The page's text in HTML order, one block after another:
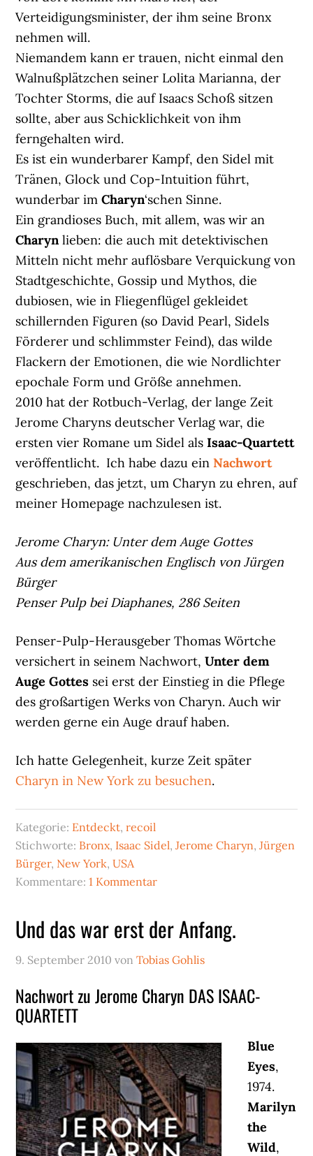
Verteidigungsminister, der ihm seine Bronx
nehmen will.
Niemandem kann er trauen, nicht einmal den
Walnußplätzchen seiner Lolita Marianna, der
Tochter Storms, die auf Isaacs Schoß sitzen
sollte, aber aus Schicklichkeit von ihm
ferngehalten wird.
Es ist ein wunderbarer Kampf, den Sidel mit
Tränen, Glock und Cop-Intuition führt,
wunderbar imCharyn‘schen Sinne.
Ein grandioses Buch, mit allem, was wir an
Charynlieben: die auch mit detektivischen
Mitteln nicht mehr auflösbare Verquickung von
Stadtgeschichte, Gossip und Mythos, die
dubiosen, wie in Fliegenflügel gekleidet
schillernden Figuren (so David Pearl, Sidels
Förderer und schlimmster Feind), das wilde
Flackern der Emotionen, die wie Nordlichter
epochale Form und Größe annehmen.
2010 hat der Rotbuch-Verlag, der lange Zeit
Jerome Charyns deutscher Verlag war, die
ersten vier Romane um Sidel alsIsaac-Quartett
veröffentlicht. Ich habe dazu einNachwort
geschrieben, das jetzt, um Charyn zu ehren, auf
meiner Homepage nachzulesen ist.
Jerome Charyn: Unter dem Auge Gottes
Aus dem amerikanischen Englisch von Jürgen
Bürger
Penser Pulp bei Diaphanes, 286 Seiten
Penser-Pulp-Herausgeber Thomas Wörtche
versichert in seinem Nachwort,Unter dem
Auge Gottes sei erst der Einstieg in die Pflege
des großartigen Werks von Charyn. Auch wir
werden gerne ein Auge drauf haben.
Ich hatte Gelegenheit, kurze Zeit später
Charyn in New York zu besuchen.
Kategorie: Entdeckt,recoil
Stichworte: Bronx, Isaac Sidel,Jerome Charyn,Jürgen
Bürger, New York,USA
Kommentare:1 Kommentar
Und das war erst der Anfang.
9. September 2010 vonTobias Gohlis
Nachwort zu Jerome Charyn DAS ISAAC-
QUARTETT
Blue
Eyes,
1974.
Marilyn
the
Wild,